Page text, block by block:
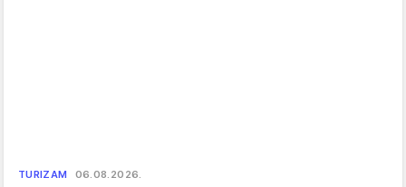
TURIZAM 06.08.2026.